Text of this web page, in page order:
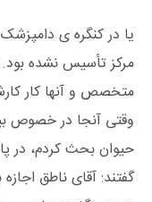
یا در کنگره ی
مرکز تأسیس نشده بود.
متخصص و آنها کار
وقتی آنجا در خصوص
حیوان بحث کردم، در
گفتند: آقای ناطق